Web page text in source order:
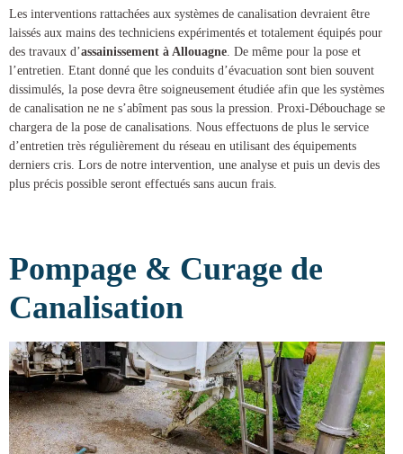
Les interventions rattachées aux systèmes de canalisation devraient être
laissés aux mains des techniciens expérimentés et totalement équipés pour
des travaux d’assainissement à Allouagne. De même pour la pose et
l’entretien. Etant donné que les conduits d’évacuation sont bien souvent
dissimulés, la pose devra être soigneusement étudiée afin que les systèmes
de canalisation ne ne s’abîment pas sous la pression. Proxi-Débouchage se
chargera de la pose de canalisations. Nous effectuons de plus le service
d’entretien très régulièrement du réseau en utilisant des équipements
derniers cris. Lors de notre intervention, une analyse et puis un devis des
plus précis possible seront effectués sans aucun frais.
Pompage & Curage de
Canalisation